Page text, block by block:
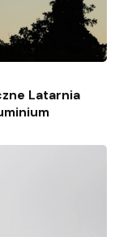
Latarnia